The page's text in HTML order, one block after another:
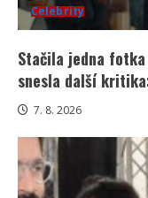
Celebrity
Stačila jedna fotka
snesla další
7. 8. 2026